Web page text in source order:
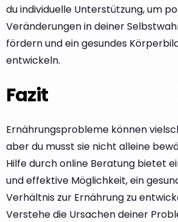
du individuelle Unterstützung, um
Veränderungen in deiner
fördern und ein gesundes
entwickeln.
Fazit
Ernährungsprobleme können
aber du musst sie nicht alleine
Hilfe durch online Beratung bietet
und effektive Möglichkeit, ein
Verhältnis zur Ernährung zu
Verstehe die Ursachen deiner